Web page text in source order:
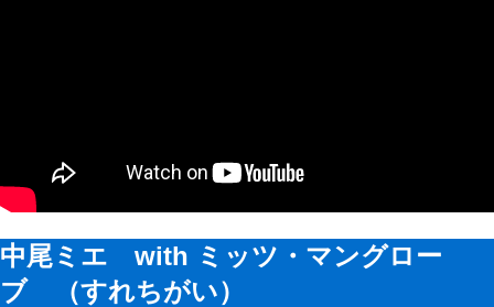
中尾ミエ with ミッツ・マングロー
ブ （すれちがい）